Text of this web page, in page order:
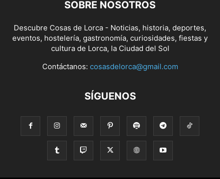
SOBRE NOSOTROS
Descubre Cosas de Lorca - Noticias, historia, deportes,
eventos, hostelería, gastronomía, curiosidades, fiestas y
cultura de Lorca, la Ciudad del Sol
Contáctanos: cosasdelorca@gmail.com
SÍGUENOS